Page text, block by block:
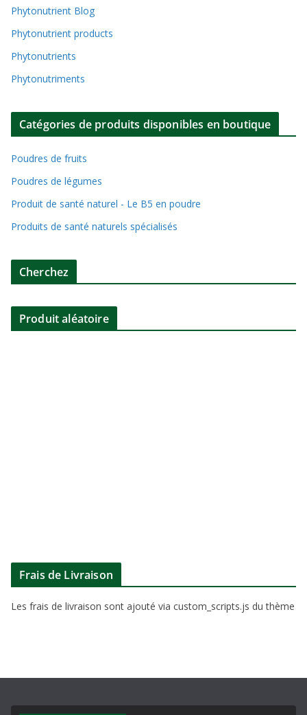
Phytonutrient Blog
Phytonutrient products
Phytonutrients
Phytonutriments
Catégories de produits disponibles en boutique
Poudres de fruits
Poudres de légumes
Produit de santé naturel - Le B5 en poudre
Produits de santé naturels spécialisés
Cherchez
Produit aléatoire
Frais de Livraison
Les frais de livraison sont ajouté via custom_scripts.js du thème